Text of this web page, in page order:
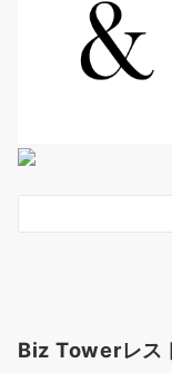
Biz Towerレス